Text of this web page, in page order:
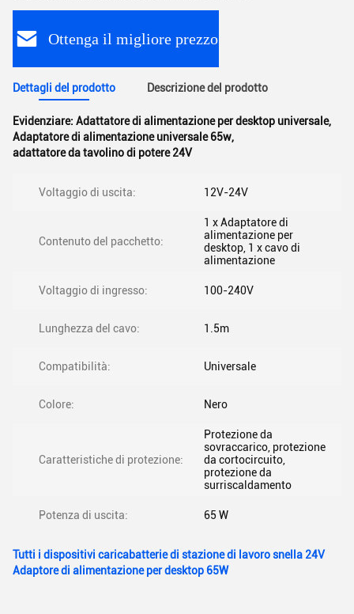
Ottenga il migliore prezzo
Dettagli del prodotto Descrizione del prodotto
Evidenziare: Adattatore di alimentazione per desktop universale,
Adaptatore di alimentazione universale 65w,
adattatore da tavolino di potere 24V
Voltaggio di uscita: 12V-24V
Contenuto del pacchetto:
1 x Adaptatore di
alimentazione per
desktop, 1 x cavo di
alimentazione
Voltaggio di ingresso: 100-240V
Lunghezza del cavo: 1.5m
Compatibilità: Universale
Colore: Nero
Caratteristiche di protezione:
Protezione da
sovraccarico, protezione
da cortocircuito,
protezione da
surriscaldamento
Potenza di uscita: 65 W
Tutti i dispositivi caricabatterie di stazione di lavoro snella 24V
Adaptore di alimentazione per desktop 65W